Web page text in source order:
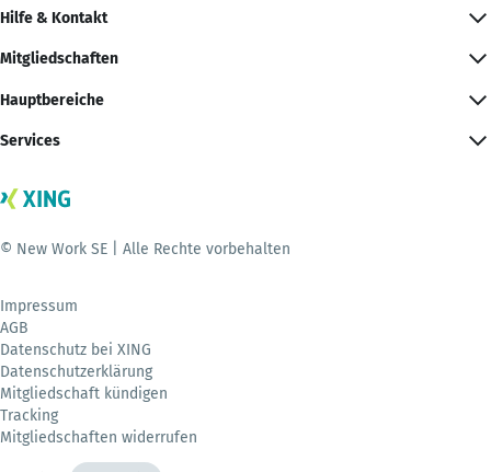
Hilfe & Kontakt
Mitgliedschaften
Hauptbereiche
Services
© New Work SE | Alle Rechte vorbehalten
Impressum
AGB
Datenschutz bei XING
Datenschutzerklärung
Mitgliedschaft kündigen
Tracking
Mitgliedschaften widerrufen